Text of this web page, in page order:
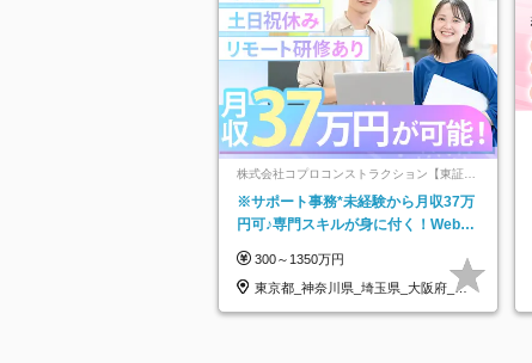
株式会社コプロコンストラクション【東証プ
ライム上場コプロ・ホールディングス子会
社】
※サポート事務*未経験から月収37万
円可♪専門スキルが身に付く！Web面
300～1350万円
東京都_神奈川県_埼玉県_大阪府_愛
知県…